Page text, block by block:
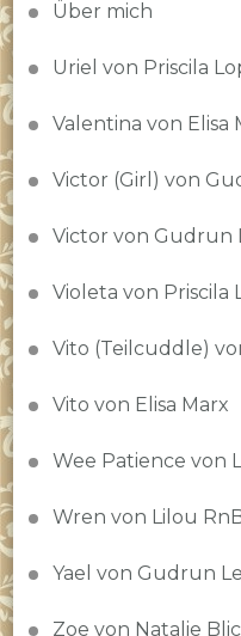
Über mich
Uriel von Priscila
Valentina von Elisa
Victor (Girl) von
Victor von Gudrun
Violeta von Priscila
Vito (Teilcuddle)
Vito von Elisa Marx
Wee Patience von
Wren von Lilou
Yael von Gudrun
Zoe von Natalie